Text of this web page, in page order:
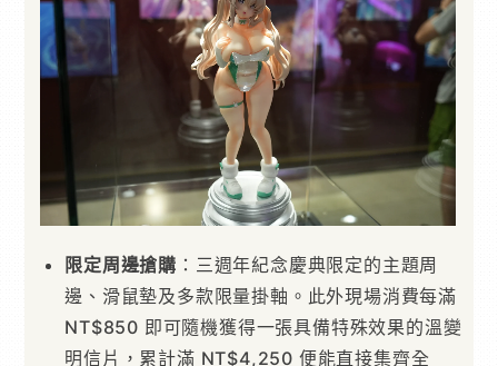
限定周邊搶購 ：三週年紀念慶典限定的主題周
邊、滑鼠墊及多款限量掛軸。此外現場消費每滿
NT$850 即可隨機獲得一張具備特殊效果的溫變
明信片，累計滿 NT$4,250 便能直接集齊全